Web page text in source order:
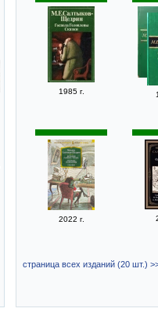
1985 г.
2022 г.
страница всех изданий (20 шт.)